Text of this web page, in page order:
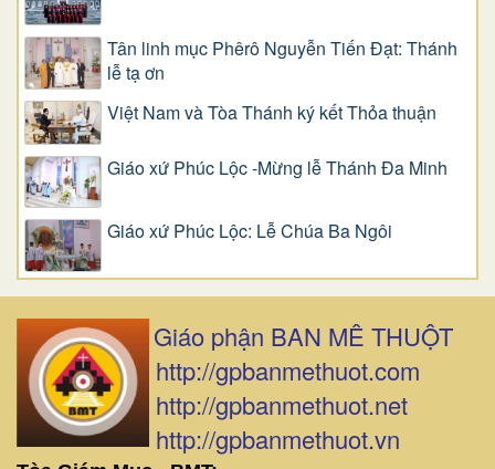
Tân linh mục Phêrô Nguyễn Tiến Đạt: Thánh
lễ tạ ơn
Việt Nam và Tòa Thánh ký kết Thỏa thuận
Giáo xứ Phúc Lộc -Mừng lễ Thánh Đa Minh
Giáo xứ Phúc Lộc: Lễ Chúa Ba Ngôi
Giáo phận BAN MÊ THUỘT
http://gpbanmethuot.com
http://gpbanmethuot.net
http://gpbanmethuot.vn